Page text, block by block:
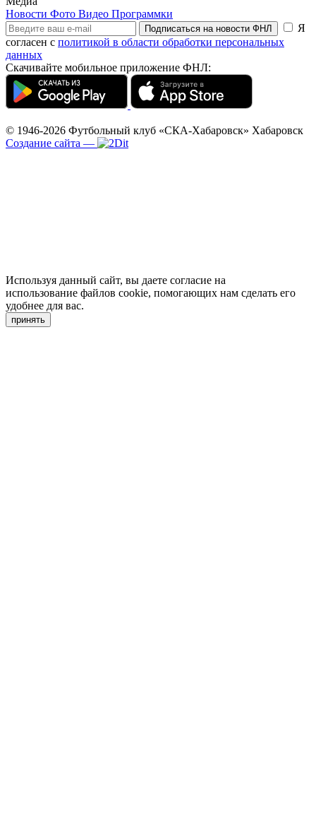
Новости Фото Видео Программки
Подписаться на новости ФНЛ
Я
согласен с политикой в области обработки персональных
данных
Скачивайте мобильное приложение ФНЛ:
© 1946-2026 Футбольный клуб «СКА-Хабаровск» Хабаровск
Создание сайта —
Используя данный сайт, вы даете согласие на
использование файлов cookie, помогающих нам сделать его
удобнее для вас.
принять